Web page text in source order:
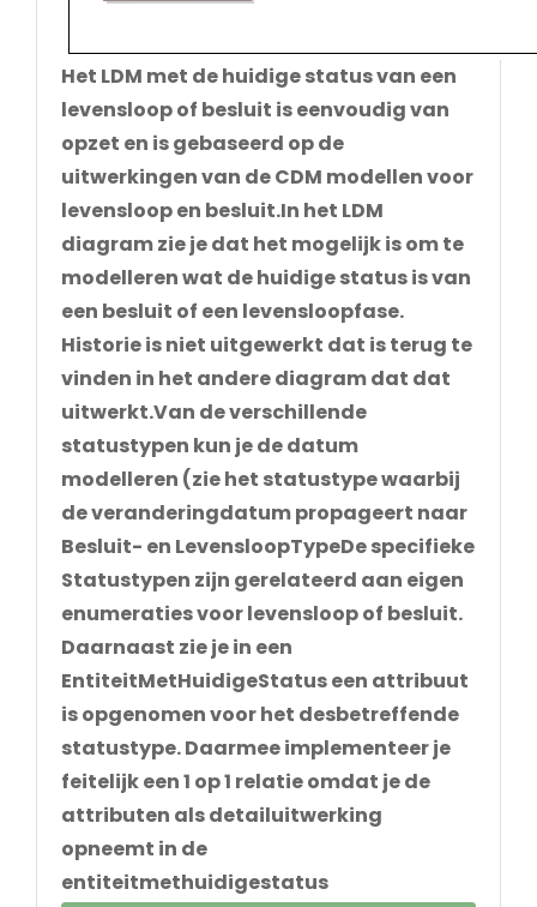
Het LDM met de huidige status van een
levensloop of besluit is eenvoudig van
opzet en is gebaseerd op de
uitwerkingen van de CDM modellen voor
levensloop en besluit.In het LDM
diagram zie je dat het mogelijk is om te
modelleren wat de huidige status is van
een besluit of een levensloopfase.
Historie is niet uitgewerkt dat is terug te
vinden in het andere diagram dat dat
uitwerkt.Van de verschillende
statustypen kun je de datum
modelleren (zie het statustype waarbij
de veranderingdatum propageert naar
Besluit- en LevensloopTypeDe specifieke
Statustypen zijn gerelateerd aan eigen
enumeraties voor levensloop of besluit.
Daarnaast zie je in een
EntiteitMetHuidigeStatus een attribuut
is opgenomen voor het desbetreffende
statustype. Daarmee implementeer je
feitelijk een 1 op 1 relatie omdat je de
attributen als detailuitwerking
opneemt in de
entiteitmethuidigestatus